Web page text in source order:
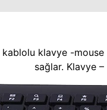
klavye -mouse
sağlar. Klavye